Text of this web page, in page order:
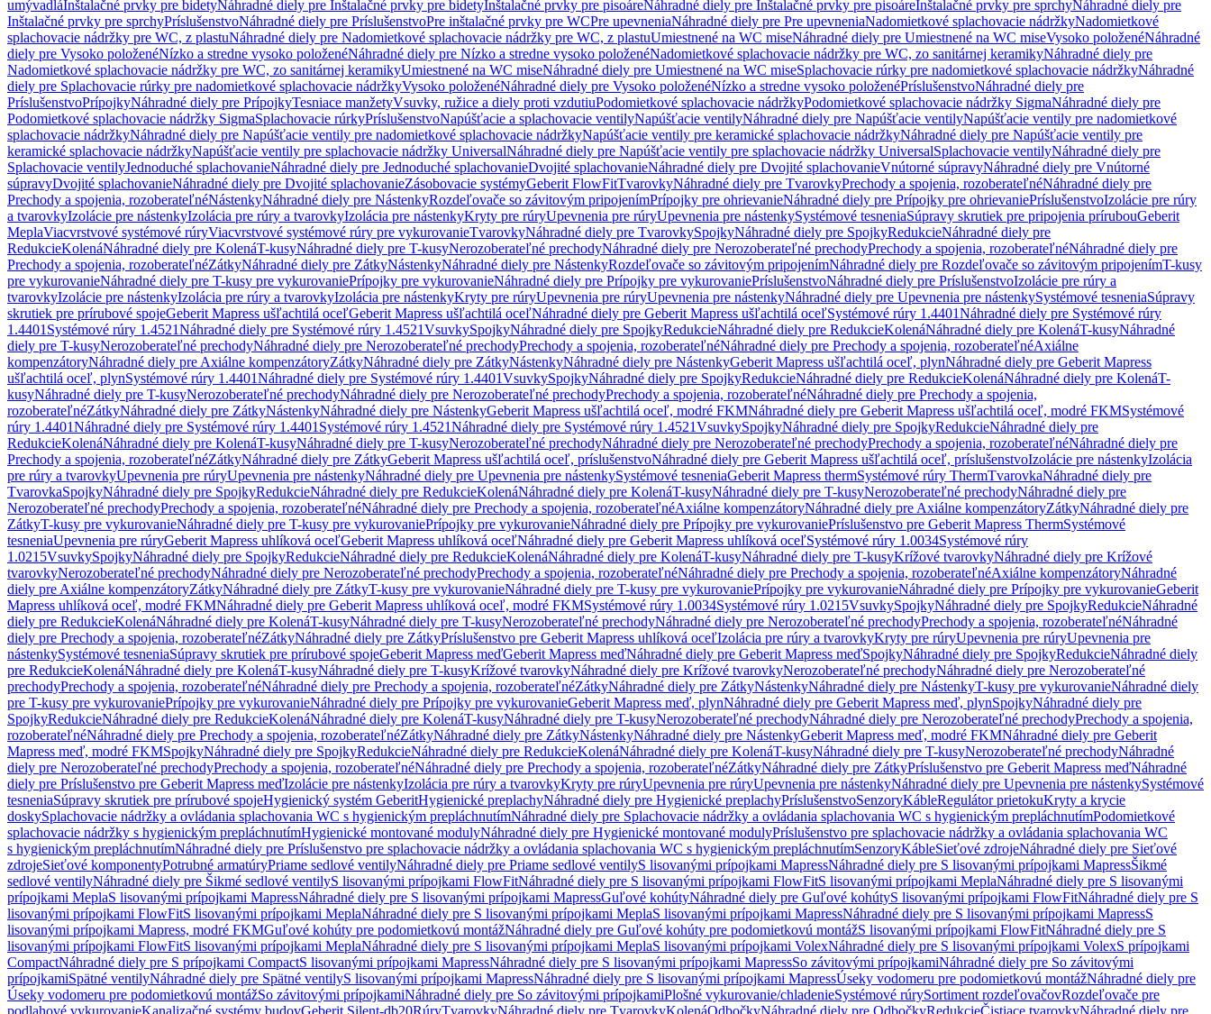
umývadláInštalačné prvky pre bidetyNáhradné diely pre Inštalačné prvky pre bidetyInštalačné prvky pre pisoáreNáhradné diely pre Inštalačné prvky pre pisoáreInštalačné prvky pre sprchyNáhradné diely pre
Inštalačné prvky pre sprchyPríslušenstvoNáhradné diely pre PríslušenstvoPre inštalačné prvky pre WCPre upevneniaNáhradné diely pre Pre upevneniaNadomietkové splachovacie nádržkyNadomietkové
splachovacie nádržky pre WC, z plastuNáhradné diely pre Nadomietkové splachovacie nádržky pre WC, z plastuUmiestnené na WC miseNáhradné diely pre Umiestnené na WC miseVysoko položenéNáhradné
diely pre Vysoko položenéNízko a stredne vysoko položenéNáhradné diely pre Nízko a stredne vysoko položenéNadomietkové splachovacie nádržky pre WC, zo sanitárnej keramikyNáhradné diely pre
Nadomietkové splachovacie nádržky pre WC, zo sanitárnej keramikyUmiestnené na WC miseNáhradné diely pre Umiestnené na WC miseSplachovacie rúrky pre nadomietkové splachovacie nádržkyNáhradné
diely pre Splachovacie rúrky pre nadomietkové splachovacie nádržkyVysoko položenéNáhradné diely pre Vysoko položenéNízko a stredne vysoko položenéPríslušenstvoNáhradné diely pre
PríslušenstvoPrípojkyNáhradné diely pre PrípojkyTesniace manžetyVsuvky, ružice a diely proti vzdutiuPodomietkové splachovacie nádržkyPodomietkové splachovacie nádržky SigmaNáhradné diely pre
Podomietkové splachovacie nádržky SigmaSplachovacie rúrkyPríslušenstvoNapúšťacie a splachovacie ventilyNapúšťacie ventilyNáhradné diely pre Napúšťacie ventilyNapúšťacie ventily pre nadomietkové
splachovacie nádržkyNáhradné diely pre Napúšťacie ventily pre nadomietkové splachovacie nádržkyNapúšťacie ventily pre keramické splachovacie nádržkyNáhradné diely pre Napúšťacie ventily pre
keramické splachovacie nádržkyNapúšťacie ventily pre splachovacie nádržky UniversalNáhradné diely pre Napúšťacie ventily pre splachovacie nádržky UniversalSplachovacie ventilyNáhradné diely pre
Splachovacie ventilyJednoduché splachovanieNáhradné diely pre Jednoduché splachovanieDvojité splachovanieNáhradné diely pre Dvojité splachovanieVnútorné súpravyNáhradné diely pre Vnútorné
súpravyDvojité splachovanieNáhradné diely pre Dvojité splachovanieZásobovacie systémyGeberit FlowFitTvarovkyNáhradné diely pre TvarovkyPrechody a spojenia, rozoberateľnéNáhradné diely pre
Prechody a spojenia, rozoberateľnéNástenkyNáhradné diely pre NástenkyRozdeľovače so závitovým pripojenímPrípojky pre ohrievanieNáhradné diely pre Prípojky pre ohrievaniePríslušenstvoIzolácie pre rúry
a tvarovkyIzolácie pre nástenkyIzolácia pre rúry a tvarovkyIzolácia pre nástenkyKryty pre rúryUpevnenia pre rúryUpevnenia pre nástenkySystémové tesneniaSúpravy skrutiek pre pripojenia prírubouGeberit
MeplaViacvrstvové systémové rúryViacvrstvové systémové rúry pre vykurovanieTvarovkyNáhradné diely pre TvarovkySpojkyNáhradné diely pre SpojkyRedukcieNáhradné diely pre
RedukcieKolenáNáhradné diely pre KolenáT-kusyNáhradné diely pre T-kusyNerozoberateľné prechodyNáhradné diely pre Nerozoberateľné prechodyPrechody a spojenia, rozoberateľnéNáhradné diely pre
Prechody a spojenia, rozoberateľnéZátkyNáhradné diely pre ZátkyNástenkyNáhradné diely pre NástenkyRozdeľovače so závitovým pripojenímNáhradné diely pre Rozdeľovače so závitovým pripojenímT-kusy
pre vykurovanieNáhradné diely pre T-kusy pre vykurovaniePrípojky pre vykurovanieNáhradné diely pre Prípojky pre vykurovaniePríslušenstvoNáhradné diely pre PríslušenstvoIzolácie pre rúry a
tvarovkyIzolácie pre nástenkyIzolácia pre rúry a tvarovkyIzolácia pre nástenkyKryty pre rúryUpevnenia pre rúryUpevnenia pre nástenkyNáhradné diely pre Upevnenia pre nástenkySystémové tesneniaSúpravy
skrutiek pre prírubové spojeGeberit Mapress ušľachtilá oceľGeberit Mapress ušľachtilá oceľNáhradné diely pre Geberit Mapress ušľachtilá oceľSystémové rúry 1.4401Náhradné diely pre Systémové rúry
1.4401 Systémové rúry 1.4521Náhradné diely pre Systémové rúry 1.4521VsuvkySpojkyNáhradné diely pre SpojkyRedukcieNáhradné diely pre RedukcieKolenáNáhradné diely pre KolenáT-kusyNáhradné
diely pre T-kusyNerozoberateľné prechodyNáhradné diely pre Nerozoberateľné prechodyPrechody a spojenia, rozoberateľnéNáhradné diely pre Prechody a spojenia, rozoberateľnéAxiálne
kompenzátoryNáhradné diely pre Axiálne kompenzátoryZátkyNáhradné diely pre ZátkyNástenkyNáhradné diely pre NástenkyGeberit Mapress ušľachtilá oceľ, plynNáhradné diely pre Geberit Mapress
ušľachtilá oceľ, plynSystémové rúry 1.4401Náhradné diely pre Systémové rúry 1.4401VsuvkySpojkyNáhradné diely pre SpojkyRedukcieNáhradné diely pre RedukcieKolenáNáhradné diely pre KolenáT-
kusyNáhradné diely pre T-kusyNerozoberateľné prechodyNáhradné diely pre Nerozoberateľné prechodyPrechody a spojenia, rozoberateľnéNáhradné diely pre Prechody a spojenia,
rozoberateľnéZátkyNáhradné diely pre ZátkyNástenkyNáhradné diely pre NástenkyGeberit Mapress ušľachtilá oceľ, modré FKMNáhradné diely pre Geberit Mapress ušľachtilá oceľ, modré FKMSystémové
rúry 1.4401Náhradné diely pre Systémové rúry 1.4401 Systémové rúry 1.4521Náhradné diely pre Systémové rúry 1.4521VsuvkySpojkyNáhradné diely pre SpojkyRedukcieNáhradné diely pre
RedukcieKolenáNáhradné diely pre KolenáT-kusyNáhradné diely pre T-kusyNerozoberateľné prechodyNáhradné diely pre Nerozoberateľné prechodyPrechody a spojenia, rozoberateľnéNáhradné diely pre
Prechody a spojenia, rozoberateľnéZátkyNáhradné diely pre ZátkyGeberit Mapress ušľachtilá oceľ, príslušenstvoNáhradné diely pre Geberit Mapress ušľachtilá oceľ, príslušenstvoIzolácie pre nástenkyIzolácia
pre rúry a tvarovkyUpevnenia pre rúryUpevnenia pre nástenkyNáhradné diely pre Upevnenia pre nástenkySystémové tesneniaGeberit Mapress thermSystémové rúry ThermTvarovkaNáhradné diely pre
TvarovkaSpojkyNáhradné diely pre SpojkyRedukcieNáhradné diely pre RedukcieKolenáNáhradné diely pre KolenáT-kusyNáhradné diely pre T-kusyNerozoberateľné prechodyNáhradné diely pre
Nerozoberateľné prechodyPrechody a spojenia, rozoberateľnéNáhradné diely pre Prechody a spojenia, rozoberateľnéAxiálne kompenzátoryNáhradné diely pre Axiálne kompenzátoryZátkyNáhradné diely pre
ZátkyT-kusy pre vykurovanieNáhradné diely pre T-kusy pre vykurovaniePrípojky pre vykurovanieNáhradné diely pre Prípojky pre vykurovaniePríslušenstvo pre Geberit Mapress ThermSystémové
tesneniaUpevnenia pre rúryGeberit Mapress uhlíková oceľGeberit Mapress uhlíková oceľNáhradné diely pre Geberit Mapress uhlíková oceľSystémové rúry 1.0034Systémové rúry
1.0215VsuvkySpojkyNáhradné diely pre SpojkyRedukcieNáhradné diely pre RedukcieKolenáNáhradné diely pre KolenáT-kusyNáhradné diely pre T-kusyKrížové tvarovkyNáhradné diely pre Krížové
tvarovkyNerozoberateľné prechodyNáhradné diely pre Nerozoberateľné prechodyPrechody a spojenia, rozoberateľnéNáhradné diely pre Prechody a spojenia, rozoberateľnéAxiálne kompenzátoryNáhradné
diely pre Axiálne kompenzátoryZátkyNáhradné diely pre ZátkyT-kusy pre vykurovanieNáhradné diely pre T-kusy pre vykurovaniePrípojky pre vykurovanieNáhradné diely pre Prípojky pre vykurovanieGeberit
Mapress uhlíková oceľ, modré FKMNáhradné diely pre Geberit Mapress uhlíková oceľ, modré FKMSystémové rúry 1.0034Systémové rúry 1.0215VsuvkySpojkyNáhradné diely pre SpojkyRedukcieNáhradné
diely pre RedukcieKolenáNáhradné diely pre KolenáT-kusyNáhradné diely pre T-kusyNerozoberateľné prechodyNáhradné diely pre Nerozoberateľné prechodyPrechody a spojenia, rozoberateľnéNáhradné
diely pre Prechody a spojenia, rozoberateľnéZátkyNáhradné diely pre ZátkyPríslušenstvo pre Geberit Mapress uhlíková oceľIzolácia pre rúry a tvarovkyKryty pre rúryUpevnenia pre rúryUpevnenia pre
nástenkySystémové tesneniaSúpravy skrutiek pre prírubové spojeGeberit Mapress meďGeberit Mapress meďNáhradné diely pre Geberit Mapress meďSpojkyNáhradné diely pre SpojkyRedukcieNáhradné diely
pre RedukcieKolenáNáhradné diely pre KolenáT-kusyNáhradné diely pre T-kusyKrížové tvarovkyNáhradné diely pre Krížové tvarovkyNerozoberateľné prechodyNáhradné diely pre Nerozoberateľné
prechodyPrechody a spojenia, rozoberateľnéNáhradné diely pre Prechody a spojenia, rozoberateľnéZátkyNáhradné diely pre ZátkyNástenkyNáhradné diely pre NástenkyT-kusy pre vykurovanieNáhradné diely
pre T-kusy pre vykurovaniePrípojky pre vykurovanieNáhradné diely pre Prípojky pre vykurovanieGeberit Mapress meď, plynNáhradné diely pre Geberit Mapress meď, plynSpojkyNáhradné diely pre
SpojkyRedukcieNáhradné diely pre RedukcieKolenáNáhradné diely pre KolenáT-kusyNáhradné diely pre T-kusyNerozoberateľné prechodyNáhradné diely pre Nerozoberateľné prechodyPrechody a spojenia,
rozoberateľnéNáhradné diely pre Prechody a spojenia, rozoberateľnéZátkyNáhradné diely pre ZátkyNástenkyNáhradné diely pre NástenkyGeberit Mapress meď, modré FKMNáhradné diely pre Geberit
Mapress meď, modré FKMSpojkyNáhradné diely pre SpojkyRedukcieNáhradné diely pre RedukcieKolenáNáhradné diely pre KolenáT-kusyNáhradné diely pre T-kusyNerozoberateľné prechodyNáhradné
diely pre Nerozoberateľné prechodyPrechody a spojenia, rozoberateľnéNáhradné diely pre Prechody a spojenia, rozoberateľnéZátkyNáhradné diely pre ZátkyPríslušenstvo pre Geberit Mapress meďNáhradné
diely pre Príslušenstvo pre Geberit Mapress meďIzolácie pre nástenkyIzolácia pre rúry a tvarovkyKryty pre rúryUpevnenia pre rúryUpevnenia pre nástenkyNáhradné diely pre Upevnenia pre nástenkySystémové
tesneniaSúpravy skrutiek pre prírubové spojeHygienický systém GeberitHygienické preplachyNáhradné diely pre Hygienické preplachyPríslušenstvoSenzoryKábleRegulátor prietokuKryty a krycie
doskySplachovacie nádržky a ovládania splachovania WC s hygienickým prepláchnutímNáhradné diely pre Splachovacie nádržky a ovládania splachovania WC s hygienickým prepláchnutímPodomietkové
splachovacie nádržky s hygienickým prepláchnutímHygienické montované modulyNáhradné diely pre Hygienické montované modulyPríslušenstvo pre splachovacie nádržky a ovládania splachovania WC
s hygienickým prepláchnutímNáhradné diely pre Príslušenstvo pre splachovacie nádržky a ovládania splachovania WC s hygienickým prepláchnutímSenzoryKábleSieťové zdrojeNáhradné diely pre Sieťové
zdrojeSieťové komponentyPotrubné armatúryPriame sedlové ventilyNáhradné diely pre Priame sedlové ventilyS lisovanými prípojkami MapressNáhradné diely pre S lisovanými prípojkami MapressŠikmé
sedlové ventilyNáhradné diely pre Šikmé sedlové ventilyS lisovanými prípojkami FlowFitNáhradné diely pre S lisovanými prípojkami FlowFitS lisovanými prípojkami MeplaNáhradné diely pre S lisovanými
prípojkami MeplaS lisovanými prípojkami MapressNáhradné diely pre S lisovanými prípojkami MapressGuľové kohútyNáhradné diely pre Guľové kohútyS lisovanými prípojkami FlowFitNáhradné diely pre S
lisovanými prípojkami FlowFitS lisovanými prípojkami MeplaNáhradné diely pre S lisovanými prípojkami MeplaS lisovanými prípojkami MapressNáhradné diely pre S lisovanými prípojkami MapressS
lisovanými prípojkami Mapress, modré FKMGuľové kohúty pre podomietkovú montážNáhradné diely pre Guľové kohúty pre podomietkovú montážS lisovanými prípojkami FlowFitNáhradné diely pre S
lisovanými prípojkami FlowFitS lisovanými prípojkami MeplaNáhradné diely pre S lisovanými prípojkami MeplaS lisovanými prípojkami VolexNáhradné diely pre S lisovanými prípojkami VolexS prípojkami
CompactNáhradné diely pre S prípojkami CompactS lisovanými prípojkami MapressNáhradné diely pre S lisovanými prípojkami MapressSo závitovými prípojkamiNáhradné diely pre So závitovými
prípojkamiSpätné ventilyNáhradné diely pre Spätné ventilyS lisovanými prípojkami MapressNáhradné diely pre S lisovanými prípojkami MapressÚseky vodomeru pre podomietkovú montážNáhradné diely pre
Úseky vodomeru pre podomietkovú montážSo závitovými prípojkamiNáhradné diely pre So závitovými prípojkamiPlošné vykurovanie/chladenieSystémové rúrySortiment rozdeľovačovRozdeľovače pre
podlahové vykurovanieKanalizačné systémy budovGeberit Silent-db20RúryTvarovkyNáhradné diely pre TvarovkyKolenáOdbočkyNáhradné diely pre OdbočkyRedukcieČistiace tvarovkyNáhradné diely pre